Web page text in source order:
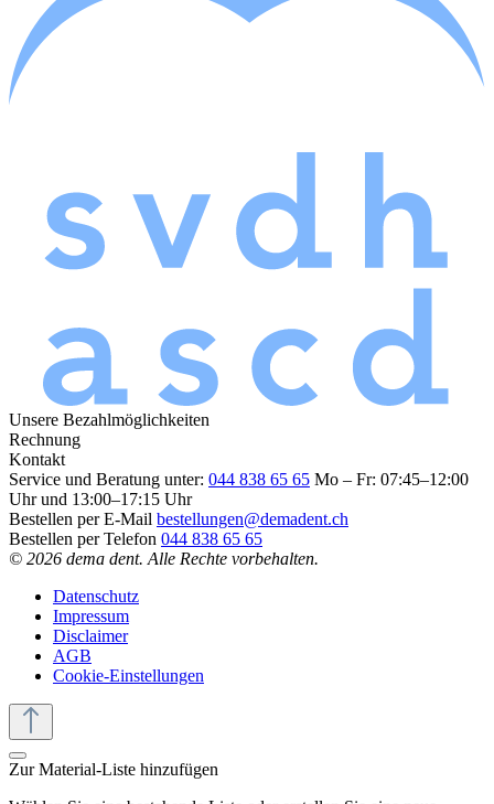
Unsere Bezahlmöglichkeiten
Rechnung
Kontakt
Service und Beratung unter: 044 838 65 65 Mo – Fr: 07:45–12:00
Uhr und 13:00–17:15 Uhr
Bestellen per E-Mail bestellungen@demadent.ch
Bestellen per Telefon 044 838 65 65
© 2026 dema dent. Alle Rechte vorbehalten.
Datenschutz
Impressum
Disclaimer
AGB
Cookie-Einstellungen
Zur Material-Liste hinzufügen